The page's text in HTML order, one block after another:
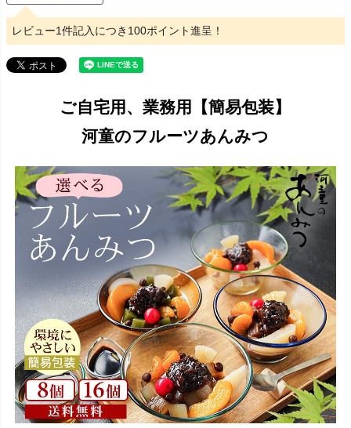
レビュー1件記入につき100ポイント進呈！
ご自宅用、業務用【簡易包装】
河童のフルーツあんみつ